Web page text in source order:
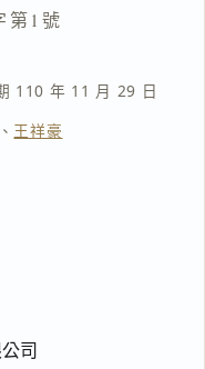
第1號
110 年 11 月 29 日
、 王祥豪
司